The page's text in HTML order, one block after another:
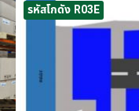
รหัสโกดัง R03E